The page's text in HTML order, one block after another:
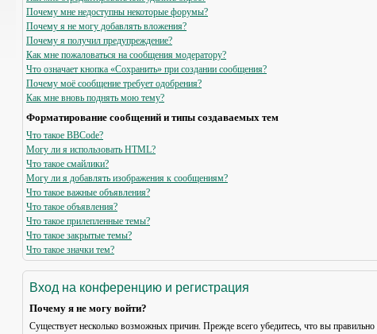
Почему мне недоступны некоторые форумы?
Почему я не могу добавлять вложения?
Почему я получил предупреждение?
Как мне пожаловаться на сообщения модератору?
Что означает кнопка «Сохранить» при создании сообщения?
Почему моё сообщение требует одобрения?
Как мне вновь поднять мою тему?
Форматирование сообщений и типы создаваемых тем
Что такое BBCode?
Могу ли я использовать HTML?
Что такое смайлики?
Могу ли я добавлять изображения к сообщениям?
Что такое важные объявления?
Что такое объявления?
Что такое прилепленные темы?
Что такое закрытые темы?
Что такое значки тем?
Вход на конференцию и регистрация
Почему я не могу войти?
Существует несколько возможных причин. Прежде всего убедитесь, что вы